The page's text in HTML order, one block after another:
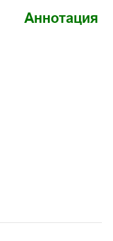
Аннотация